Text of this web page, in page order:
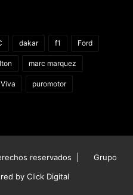
dakar f1 Ford
marc marquez
puromotor
reservados |
Grupo
by Click Digital